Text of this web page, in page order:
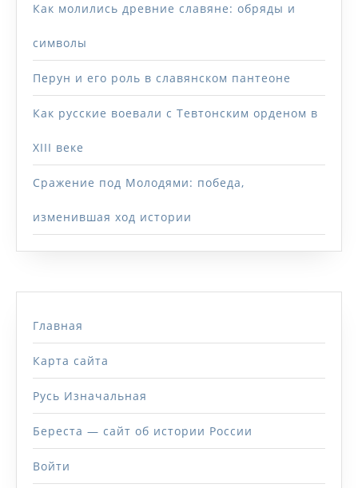
Как молились древние славяне: обряды и
символы
Перун и его роль в славянском пантеоне
Как русские воевали с Тевтонским орденом в
XIII веке
Сражение под Молодями: победа,
изменившая ход истории
Главная
Карта сайта
Русь Изначальная
Береста — сайт об истории России
Войти